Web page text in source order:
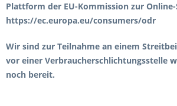
Plattform der EU-Kommission zur
https://ec.europa.eu/consumers/odr
Wir sind zur Teilnahme an einem
vor einer Verbraucherschlichtungsstelle
noch bereit.